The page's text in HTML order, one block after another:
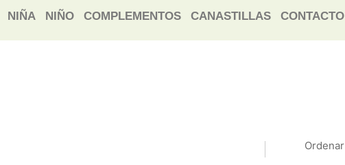
NIÑA NIÑO COMPLEMENTOS CANASTILLAS CONTACTO